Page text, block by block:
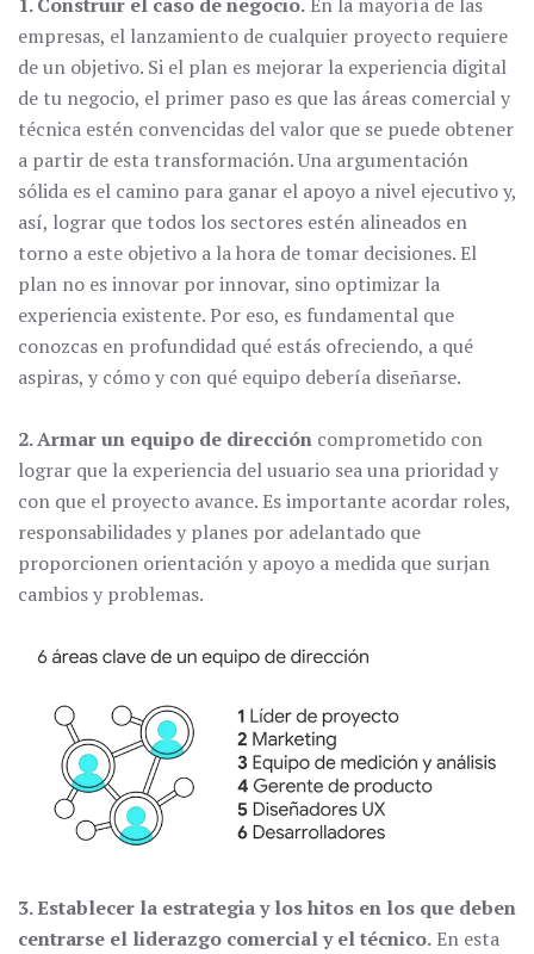
empresas, el lanzamiento de cualquier proyecto requiere
de un objetivo. Si el plan es mejorar la experiencia digital
de tu negocio, el primer paso es que las áreas comercial y
técnica estén convencidas del valor que se puede obtener
a partir de esta transformación. Una argumentación
sólida es el camino para ganar el apoyo a nivel ejecutivo y,
así, lograr que todos los sectores estén alineados en
torno a este objetivo a la hora de tomar decisiones. El
plan no es innovar por innovar, sino optimizar la
experiencia existente. Por eso, es fundamental que
conozcas en profundidad qué estás ofreciendo, a qué
aspiras, y cómo y con qué equipo debería diseñarse.
2. Armar un equipo de dirección comprometido con
lograr que la experiencia del usuario sea una prioridad y
con que el proyecto avance. Es importante acordar roles,
responsabilidades y planes por adelantado que
proporcionen orientación y apoyo a medida que surjan
cambios y problemas.
3. Establecer la estrategia y los hitos en los que deben
centrarse el liderazgo comercial y el técnico. En esta